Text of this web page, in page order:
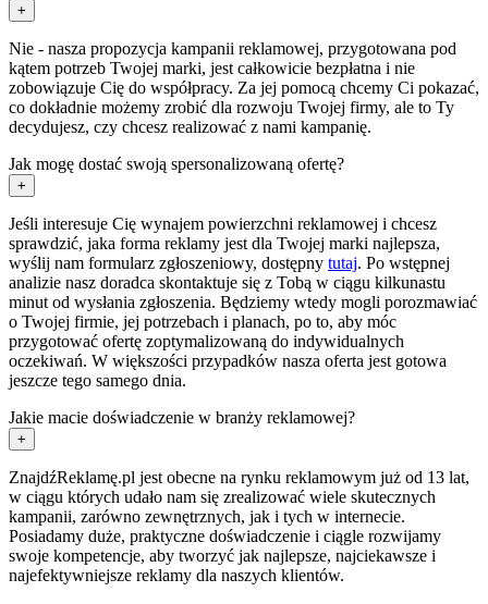
+
Nie - nasza propozycja kampanii reklamowej, przygotowana pod
kątem potrzeb Twojej marki, jest całkowicie bezpłatna i nie
zobowiązuje Cię do współpracy. Za jej pomocą chcemy Ci pokazać,
co dokładnie możemy zrobić dla rozwoju Twojej firmy, ale to Ty
decydujesz, czy chcesz realizować z nami kampanię.
Jak mogę dostać swoją spersonalizowaną ofertę?
+
Jeśli interesuje Cię wynajem powierzchni reklamowej i chcesz
sprawdzić, jaka forma reklamy jest dla Twojej marki najlepsza,
wyślij nam formularz zgłoszeniowy, dostępny tutaj. Po wstępnej
analizie nasz doradca skontaktuje się z Tobą w ciągu kilkunastu
minut od wysłania zgłoszenia. Będziemy wtedy mogli porozmawiać
o Twojej firmie, jej potrzebach i planach, po to, aby móc
przygotować ofertę zoptymalizowaną do indywidualnych
oczekiwań. W większości przypadków nasza oferta jest gotowa
jeszcze tego samego dnia.
Jakie macie doświadczenie w branży reklamowej?
+
ZnajdźReklamę.pl jest obecne na rynku reklamowym już od 13 lat,
w ciągu których udało nam się zrealizować wiele skutecznych
kampanii, zarówno zewnętrznych, jak i tych w internecie.
Posiadamy duże, praktyczne doświadczenie i ciągle rozwijamy
swoje kompetencje, aby tworzyć jak najlepsze, najciekawsze i
najefektywniejsze reklamy dla naszych klientów.